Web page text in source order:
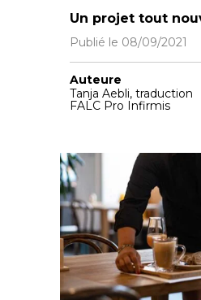
©Vera Markus
Un projet tout
Publié le 08/09/2021
Auteure
Tanja Aebli, traduction
FALC Pro Infirmis